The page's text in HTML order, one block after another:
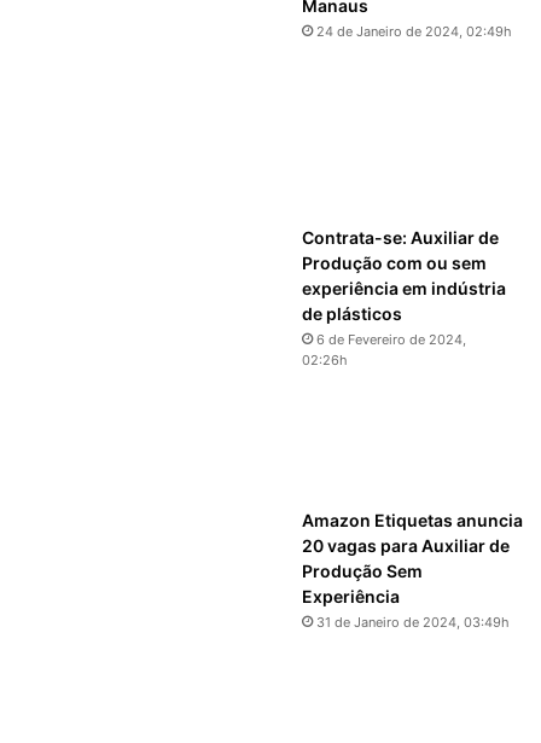
Manaus
24 de Janeiro de 2024, 02:49h
Contrata-se: Auxiliar de
Produção com ou sem
experiência em indústria
de plásticos
6 de Fevereiro de 2024,
02:26h
Amazon Etiquetas anuncia
20 vagas para Auxiliar de
Produção Sem
Experiência
31 de Janeiro de 2024, 03:49h